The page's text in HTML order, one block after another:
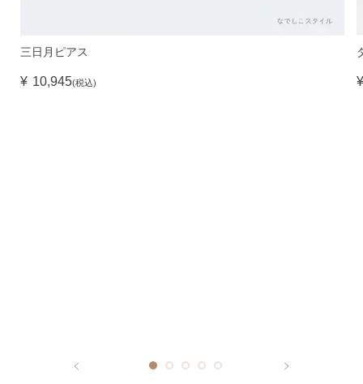
三日月ピアス
¥ 10,945(税込) ¥